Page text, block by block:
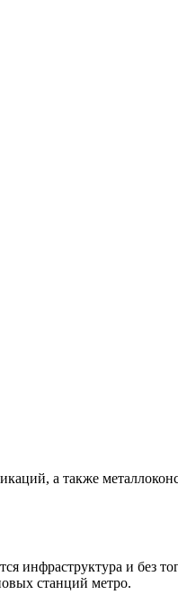
а также
инфраструктура и без
станций метро.